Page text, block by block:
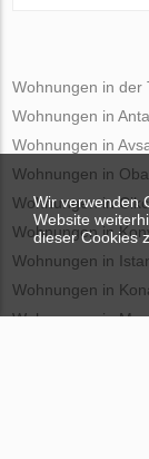
Wohnungen in der
Wohnungen in
Wohnungen in
Wohnungen in Oba
Wohnungen in
Wohnungen in
Wohnungen in
Wohnungen in
Wohnungen in
Wir verwenden
Website
dieser Cookies